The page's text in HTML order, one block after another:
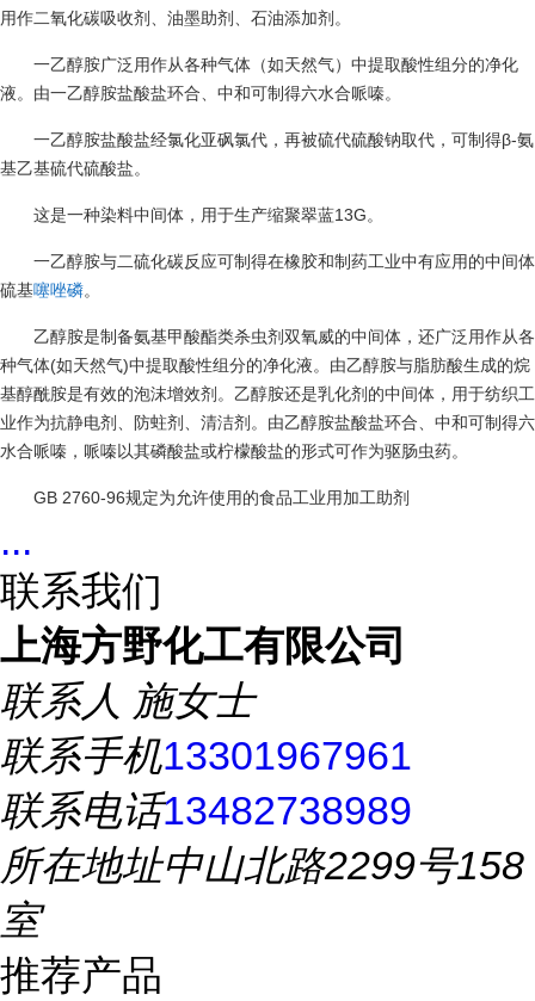
用作二氧化碳吸收剂、油墨助剂、石油添加剂。
一乙醇胺广泛用作从各种气体（如天然气）中提取酸性组分的净化
液。由一乙醇胺盐酸盐环合、中和可制得六水合哌嗪。
一乙醇胺盐酸盐经氯化亚砜氯代，再被硫代硫酸钠取代，可制得β-氨
基乙基硫代硫酸盐。
这是一种染料中间体，用于生产缩聚翠蓝13G。
一乙醇胺与二硫化碳反应可制得在橡胶和制药工业中有应用的中间体
硫基噻唑磷。
乙醇胺是制备氨基甲酸酯类杀虫剂双氧威的中间体，还广泛用作从各
种气体(如天然气)中提取酸性组分的净化液。由乙醇胺与脂肪酸生成的烷
基醇酰胺是有效的泡沫增效剂。乙醇胺还是乳化剂的中间体，用于纺织工
业作为抗静电剂、防蛀剂、清洁剂。由乙醇胺盐酸盐环合、中和可制得六
水合哌嗪，哌嗪以其磷酸盐或柠檬酸盐的形式可作为驱肠虫药。
GB 2760-96规定为允许使用的食品工业用加工助剂
...
联系我们
上海方野化工有限公司
联系人 施女士
联系手机13301967961
联系电话13482738989
所在地址中山北路2299号158
室
推荐产品